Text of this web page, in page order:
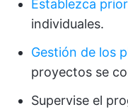
Establezca
individuales.
Gestión de los
proyectos se
Supervise el